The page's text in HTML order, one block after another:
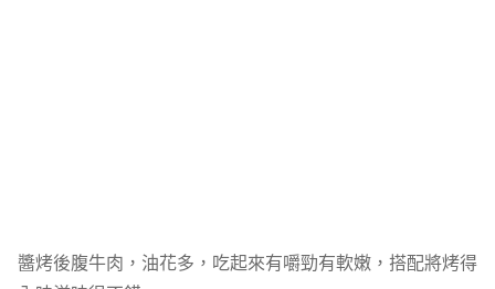
醬烤後腹牛肉，油花多，吃起來有嚼勁有軟嫩，搭配將烤得